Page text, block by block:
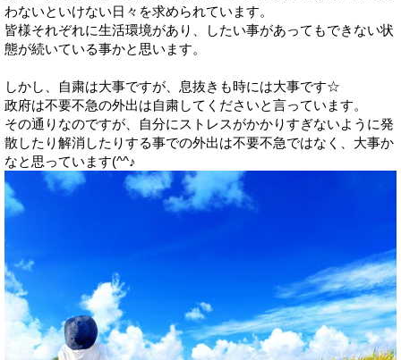
わないといけない日々を求められています。
皆様それぞれに生活環境があり、したい事があってもできない状
態が続いている事かと思います。
しかし、自粛は大事ですが、息抜きも時には大事です☆
政府は不要不急の外出は自粛してくださいと言っています。
その通りなのですが、自分にストレスがかかりすぎないように発
散したり解消したりする事での外出は不要不急ではなく、大事か
なと思っています(^^♪